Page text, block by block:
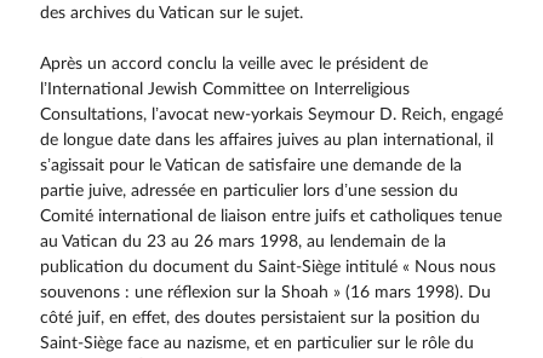
des archives du Vatican sur le sujet.
Après un accord conclu la veille avec le président de
l’International Jewish Committee on Inter­religious
Consultations, l’avocat new-yorkais Seymour D. Reich, engagé
de longue date dans les affaires juives au plan international, il
s’agissait pour le Vatican de satisfaire une demande de la
partie juive, adressée en particulier lors d’une session du
Comité international de liaison entre juifs et catholiques tenue
au Vatican du 23 au 26 mars 1998, au lendemain de la
publication du document du Saint-Siège intitulé « Nous nous
souvenons : une réflexion sur la Shoah » (16 mars 1998). Du
côté juif, en effet, des doutes persistaient sur la position du
Saint-Siège face au nazisme, et en particulier sur le rôle du